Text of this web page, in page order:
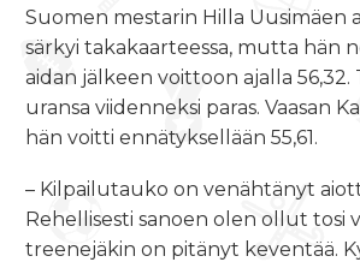
Suomen mestarin Hilla Uusimäen
särkyi takakaarteessa, mutta hän
aidan jälkeen voittoon ajalla 56,32.
uransa viidenneksi paras. Vaasan
hän voitti ennätyksellään 55,61.
– Kilpailutauko on venähtänyt
Rehellisesti sanoen olen ollut tosi
treenejäkin on pitänyt keventää.